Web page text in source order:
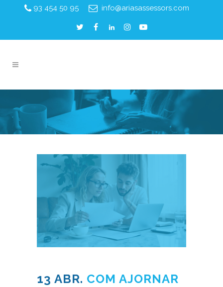
93 454 50 95 info@ariasassessors.com
13 ABR. COM AJORNAR